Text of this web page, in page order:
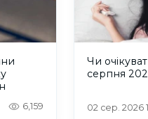
6,159
Чи
серпня
02 сер. 2026